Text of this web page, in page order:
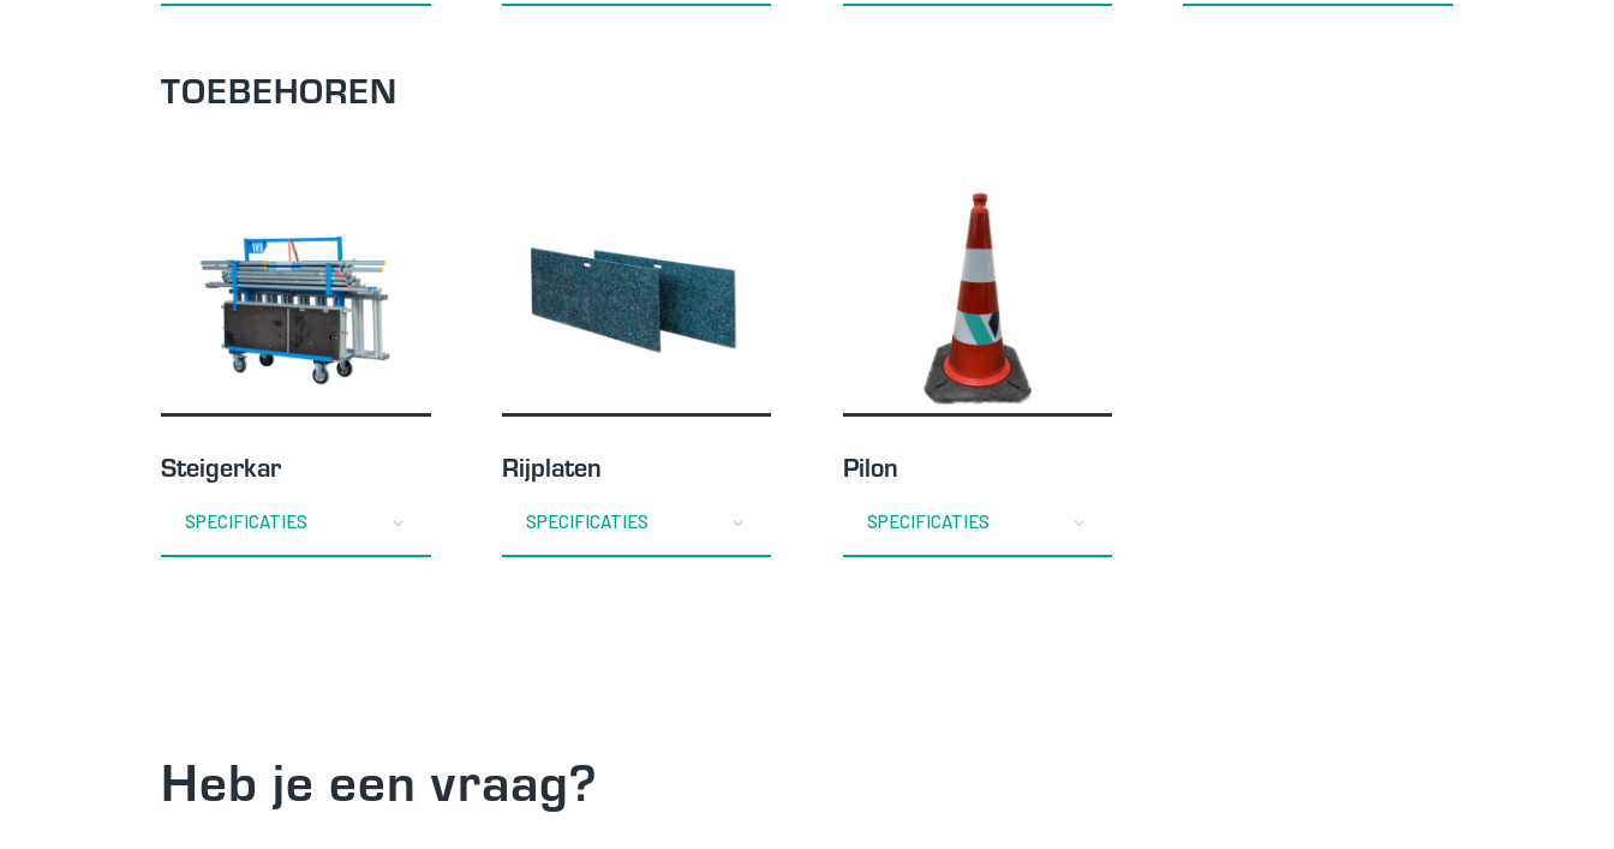
TOEBEHOREN
Steigerkar
SPECIFICATIES
Rijplaten
SPECIFICATIES
Pilon
SPECIFICATIES
Heb je een vraag?
zijn essentieel om de
website goed te laten
functioneren. Deze
categorie bevat
alleen cookies die
basisfunctionaliteiten
beveiligingsfuncties
van de website. Deze
informatie op.
Statistieken